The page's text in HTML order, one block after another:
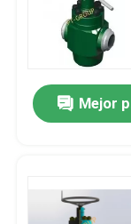
noticias
Todos los
Trazador de
Mejor